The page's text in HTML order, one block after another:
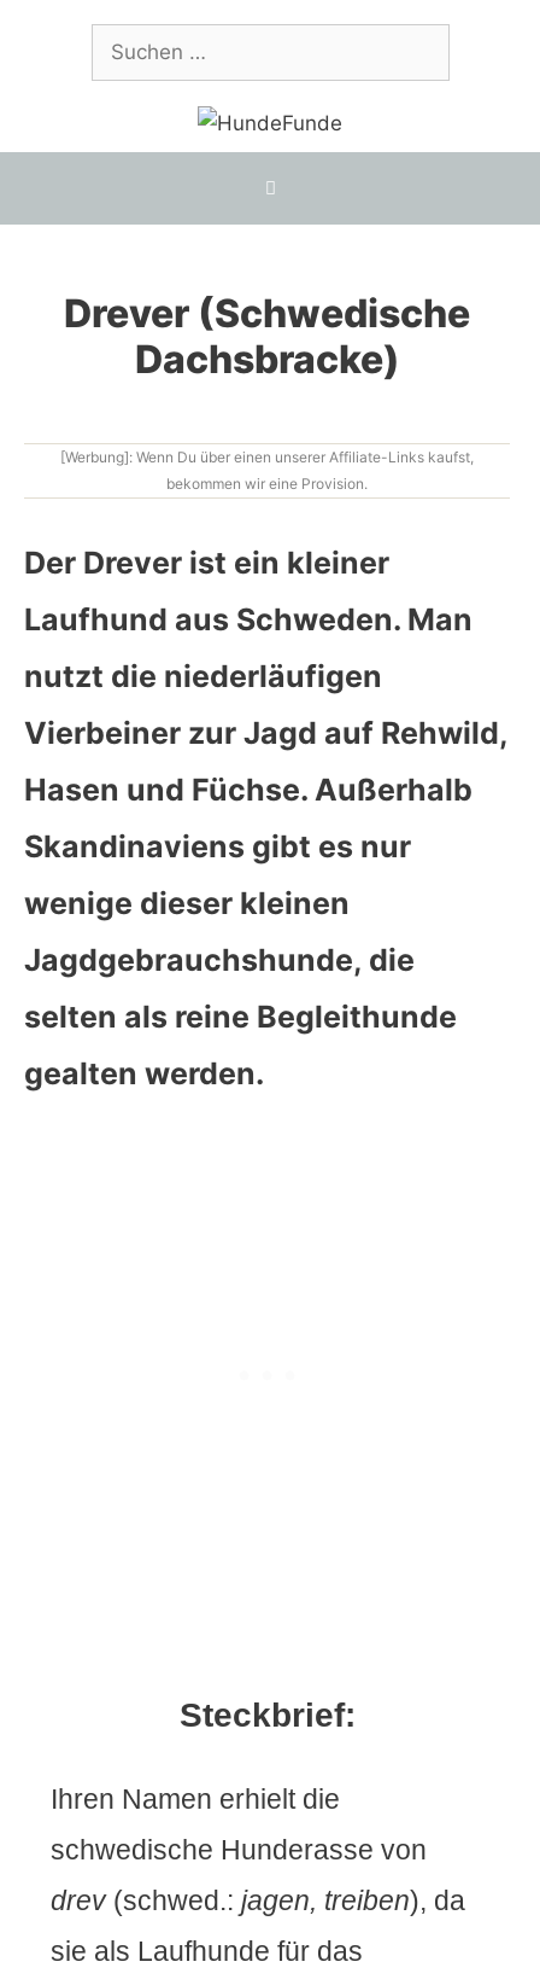
Suchen
nach:
Drever (Schwedische
Dachsbracke)
[Werbung]: Wenn Du über einen unserer Affiliate-Links kaufst,
bekommen wir eine Provision.
Der Drever ist ein kleiner
Laufhund aus Schweden. Man
nutzt die niederläufigen
Vierbeiner zur Jagd auf Rehwild,
Hasen und Füchse. Außerhalb
Skandinaviens gibt es nur
wenige dieser kleinen
Jagdgebrauchshunde, die
selten als reine Begleithunde
gealten werden.
Steckbrief:
Ihren Namen erhielt die
schwedische Hunderasse von
drev(schwed.: jagen, treiben), da
sie als Laufhunde für das